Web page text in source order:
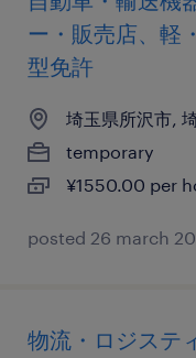
ー・販売店、軽
型免許
埼玉県所沢市,
temporary
¥1550.00 per
posted 26 march
物流・ロジステ